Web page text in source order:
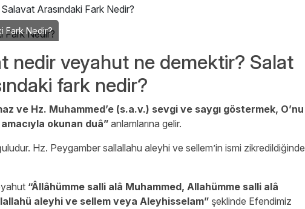
Arasındaki Fark Nedir?
Fark Nedir?
nedir veyahut ne demektir? Salat
fark nedir?
ve Hz. Muhammed’e (s.a.v.) sevgi ve saygı göstermek, O’nu
okunan duâ” anlamlarına gelir.
Hz. Peygamber sallallahu aleyhi ve sellem’in ismi zikredildiğinde
“Âllâhümme salli alâ Muhammed, Allahümme salli alâ
aleyhi ve sellem veya Aleyhisselam” şeklinde Efendimiz